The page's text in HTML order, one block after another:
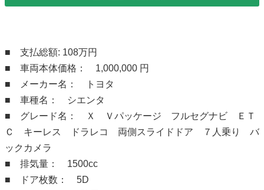
■ 支払総額: 108万円
■ 車両本体価格： 1,000,000 円
■ メーカー名： トヨタ
■ 車種名： シエンタ
■ グレード名： Ｘ Ｖパッケージ フルセグナビ ＥＴ
Ｃ キーレス ドラレコ 両側スライドドア ７人乗り バ
ックカメラ
■ 排気量： 1500cc
■ ドア枚数： 5D